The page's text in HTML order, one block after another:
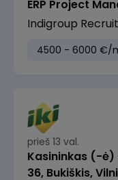
ERP Project
Indigroup
4500 - 6000 €/
prieš 13 val.
Kasininkas (-
36, Bukiškis,